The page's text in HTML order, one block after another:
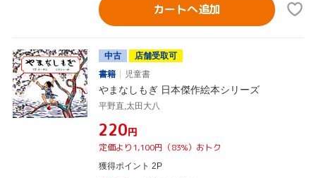
カートへ追加
中古
店舗受取可
書籍
児童書
やまなしもぎ 日本傑作絵本シリーズ
平野直,太田大八
¥220円
定価より1,100円（83%）おトク
獲得ポイント 2P